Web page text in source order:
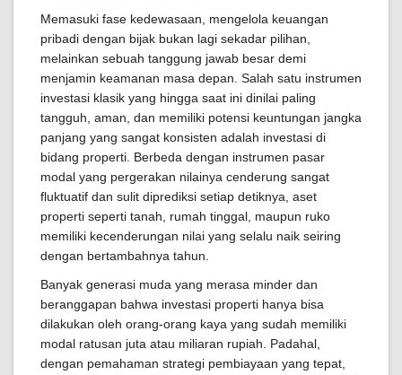
Memasuki fase kedewasaan, mengelola keuangan
pribadi dengan bijak bukan lagi sekadar pilihan,
melainkan sebuah tanggung jawab besar demi
menjamin keamanan masa depan. Salah satu instrumen
investasi klasik yang hingga saat ini dinilai paling
tangguh, aman, dan memiliki potensi keuntungan jangka
panjang yang sangat konsisten adalah investasi di
bidang properti. Berbeda dengan instrumen pasar
modal yang pergerakan nilainya cenderung sangat
fluktuatif dan sulit diprediksi setiap detiknya, aset
properti seperti tanah, rumah tinggal, maupun ruko
memiliki kecenderungan nilai yang selalu naik seiring
dengan bertambahnya tahun.
Banyak generasi muda yang merasa minder dan
beranggapan bahwa investasi properti hanya bisa
dilakukan oleh orang-orang kaya yang sudah memiliki
modal ratusan juta atau miliaran rupiah. Padahal,
dengan pemahaman strategi pembiayaan yang tepat,